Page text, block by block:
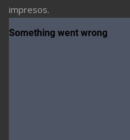
impresos.